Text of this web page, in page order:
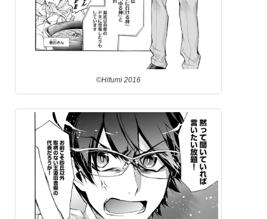
©Hifumi 2016